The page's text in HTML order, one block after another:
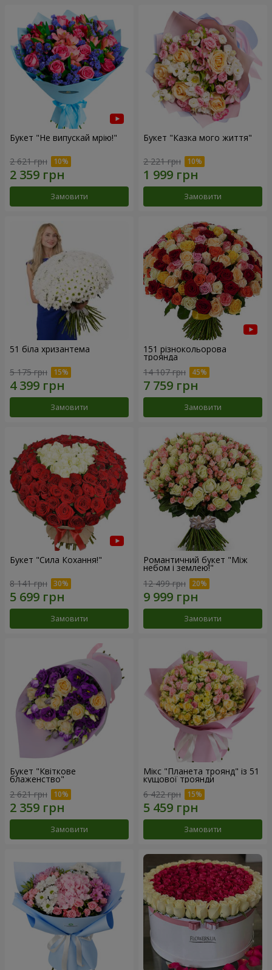
Букет "Не випускай мрію!"
2 621 грн
Замовити
Букет "Казка мого життя"
2 221 грн
Замовити
51 біла хризантема
5 175 грн
Замовити
151 різнокольорова
троянда
14 107 грн
Замовити
Букет "Сила Кохання!"
8 141 грн
Замовити
Романтичний букет "Між
небом і землею!"
12 499 грн
Замовити
Букет "Квіткове
блаженство"
2 621 грн
Замовити
Мікс "Планета троянд" із 51
кущової троянди
6 422 грн
Замовити